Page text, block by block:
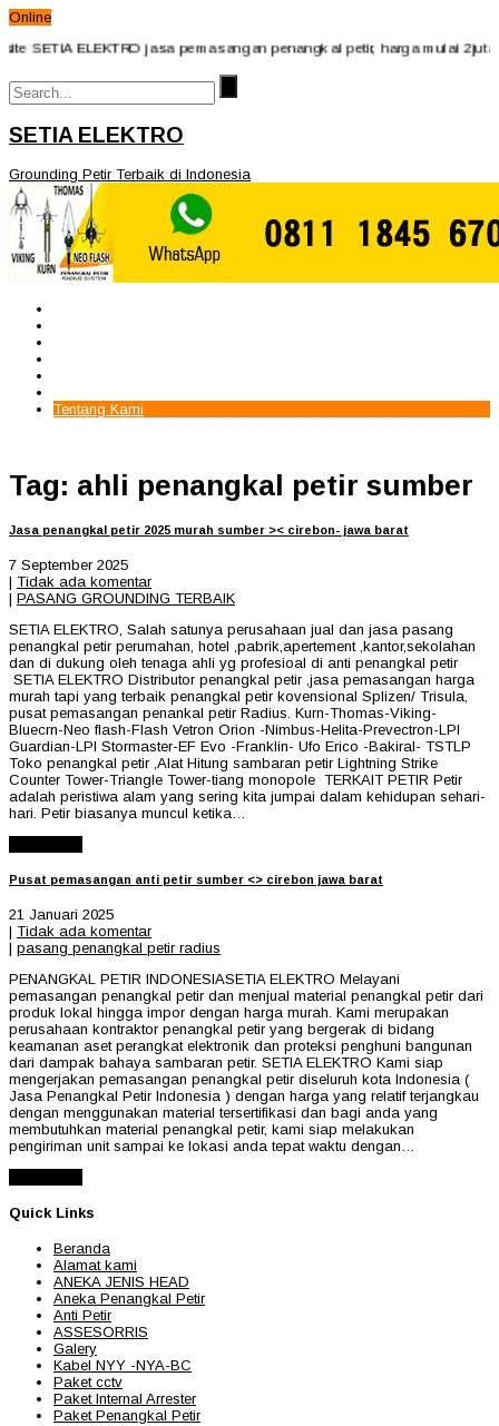
Online
SETIA ELEKTRO jasa pemasangan penangkal petir, harga mulai
SETIA ELEKTRO
Grounding Petir Terbaik di Indonesia
Tentang Kami
Tag: ahli penangkal petir sumber
Jasa penangkal petir 2025 murah sumber >< cirebon- jawa barat
7 September 2025
| Tidak ada komentar
| PASANG GROUNDING TERBAIK
SETIA ELEKTRO, Salah satunya perusahaan jual dan jasa pasang
penangkal petir perumahan, hotel ,pabrik,apertement ,kantor,sekolahan
dan di dukung oleh tenaga ahli yg profesioal di anti penangkal petir
SETIA ELEKTRO Distributor penangkal petir ,jasa pemasangan harga
murah tapi yang terbaik penangkal petir kovensional Splizen/ Trisula,
pusat pemasangan penankal petir Radius. Kurn-Thomas-Viking-
Bluecrn-Neo flash-Flash Vetron Orion -Nimbus-Helita-Prevectron-LPI
Guardian-LPI Stormaster-EF Evo -Franklin- Ufo Erico -Bakiral- TSTLP
Toko penangkal petir ,Alat Hitung sambaran petir Lightning Strike
Counter Tower-Triangle Tower-tiang monopole TERKAIT PETIR Petir
adalah peristiwa alam yang sering kita jumpai dalam kehidupan sehari-
hari. Petir biasanya muncul ketika…
Pusat pemasangan anti petir sumber <> cirebon jawa barat
21 Januari 2025
| Tidak ada komentar
| pasang penangkal petir radius
PENANGKAL PETIR INDONESIASETIA ELEKTRO Melayani
pemasangan penangkal petir dan menjual material penangkal petir dari
produk lokal hingga impor dengan harga murah. Kami merupakan
perusahaan kontraktor penangkal petir yang bergerak di bidang
keamanan aset perangkat elektronik dan proteksi penghuni bangunan
dari dampak bahaya sambaran petir. SETIA ELEKTRO Kami siap
mengerjakan pemasangan penangkal petir diseluruh kota Indonesia (
Jasa Penangkal Petir Indonesia ) dengan harga yang relatif terjangkau
dengan menggunakan material tersertifikasi dan bagi anda yang
membutuhkan material penangkal petir, kami siap melakukan
pengiriman unit sampai ke lokasi anda tepat waktu dengan…
Quick Links
Beranda
Alamat kami
ANEKA JENIS HEAD
Aneka Penangkal Petir
Anti Petir
ASSESORRIS
Galery
Kabel NYY -NYA-BC
Paket cctv
Paket Internal Arrester
Paket Penangkal Petir